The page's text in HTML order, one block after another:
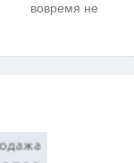
вовремя не